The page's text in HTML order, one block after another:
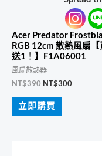
Acer Predator
RGB 12cm 散熱風扇【
送1！】F1A06001
風扇散熱器
NT$390 原
價
格：
NT$300目
立即購買